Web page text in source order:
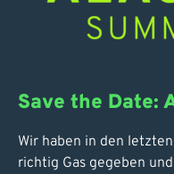
Save the Date:
Wir haben in den
richtig Gas gegeben